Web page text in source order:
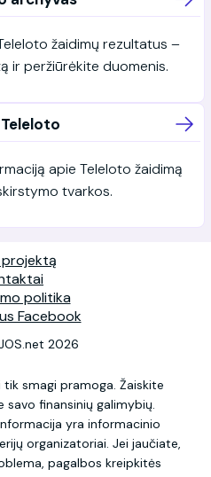
žaidimų rezultatus –
ir peržiūrėkite duomenis.
apie Teleloto žaidimą
tvarkos.
politika
Facebook
2026
smagi pramoga. Žaiskite
finansinių galimybių.
yra informacinio
organizatoriai. Jei jaučiate,
pagalbos kreipkitės